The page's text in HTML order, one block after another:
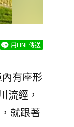
用LINE傳送
有座形
流經，
就跟著